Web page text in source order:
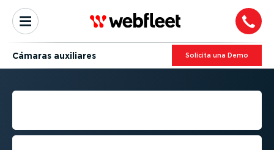
Cámaras auxiliares Solicita una Demo
CÁMARAS AUXILIARES
Visualiza cada evento con claridad.